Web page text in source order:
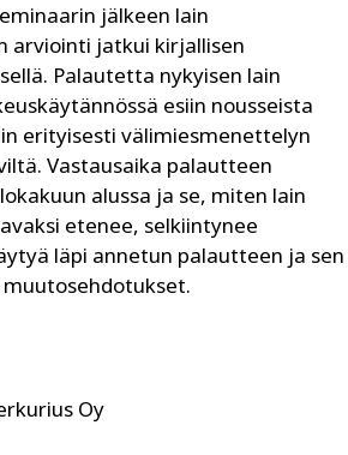
jälkeen lain
arviointi jatkui kirjallisen
Palautetta nykyisen lain
esiin nousseista
erityisesti välimiesmenettelyn
Vastausaika palautteen
alussa ja se, miten lain
etenee, selkiintynee
läpi annetun palautteen ja sen
Oy